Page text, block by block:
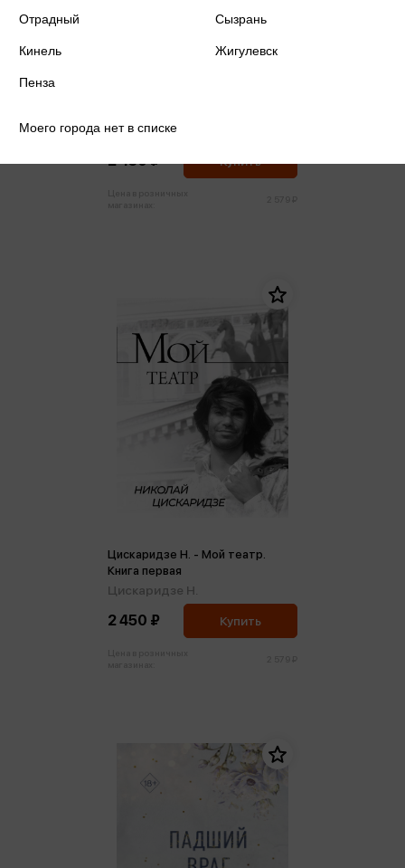
Цискаридзе Н.
2 450 ₽ Купить
Цискаридзе Н. - Мой театр.
Книга первая
Цискаридзе Н.
2 450 ₽ Купить
Отрадный Сызрань
Кинель Жигулевск
Пенза
Моего города нет в списке